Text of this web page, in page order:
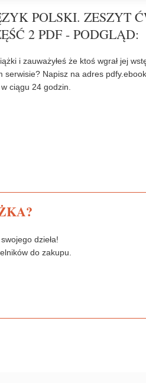
POLSKI. ZESZYT
2 PDF - PODGLĄD:
i zauważyłeś że ktoś wgrał jej
serwisie? Napisz na adres
ciągu 24 godzin.
dzieła!
do zakupu.